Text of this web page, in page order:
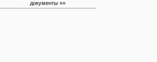
документы »»